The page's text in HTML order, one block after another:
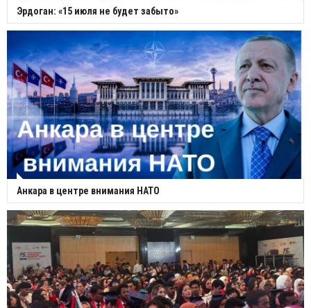
Эрдоган: «15 июля не будет забыто»
Анкара в центре внимания НАТО